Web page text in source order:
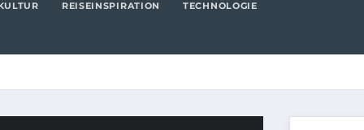
REISEINSPIRATION TECHNOLOGIE